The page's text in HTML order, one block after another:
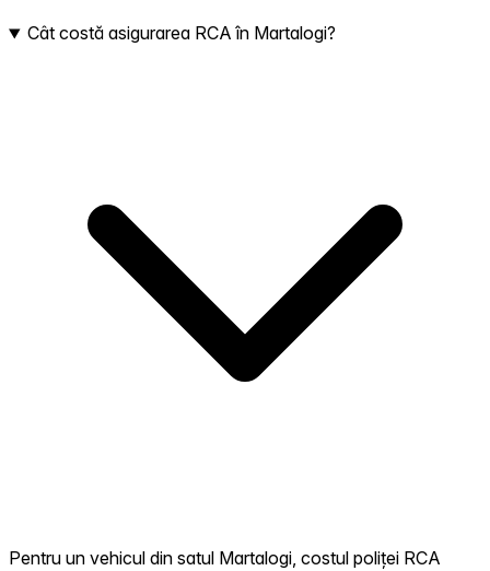
Cât costă asigurarea RCA în Martalogi?
Pentru un vehicul din satul Martalogi, costul poliței RCA